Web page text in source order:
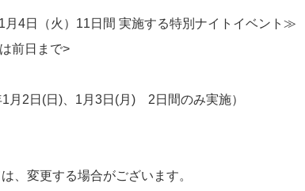
4日（火）11日間 実施する特別ナイトイベント≫
前日まで>
月2日(日)、1月3日(月) 2日間のみ実施）
、変更する場合がございます。